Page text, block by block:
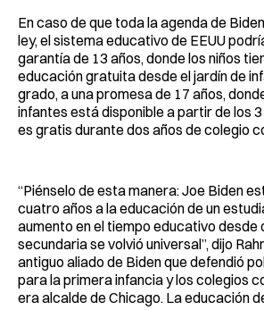
En caso de que toda la agenda de
ley, el sistema educativo de EEUU
garantía de 13 años, donde los niños
educación gratuita desde el jardín de
grado, a una promesa de 17 años,
infantes está disponible a partir de los
es gratis durante dos años de colegio
“Piénselo de esta manera: Joe Biden
cuatro años a la educación de un
aumento en el tiempo educativo desde
secundaria se volvió universal”, dijo
antiguo aliado de Biden que defendió
para la primera infancia y los colegios
era alcalde de Chicago. La educación